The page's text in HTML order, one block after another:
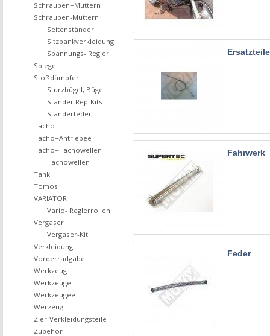
Ersatzteile
Fahrwerk
Feder
Schrauben+Muttern
Schrauben-Muttern
Seitenständer
Sitzbankverkleidung
Spannungs- Regler
Spiegel
Stoßdämpfer
Sturzbügel, Bügel
Ständer Rep-Kits
Ständerfeder
Tacho
Tacho+Antriebee
Tacho+Tachowellen
Tachowellen
Tank
Tomos
VARIATOR
Vario- Reglerrollen
Vergaser
Vergaser-Kit
Verkleidung
Vorderradgabel
Werkzeug
Werkzeuge
Werkzeugee
Werzeug
Zier-Verkleidungsteile
Zubehör